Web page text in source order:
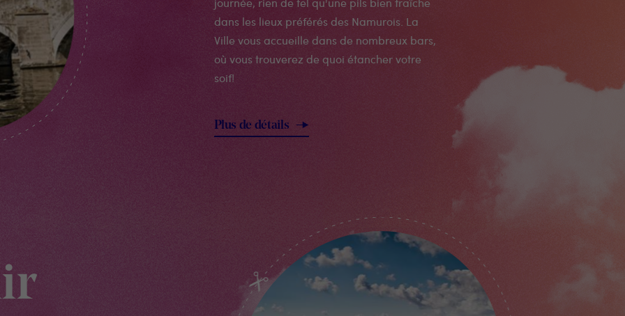
dans les lieux préférés des Namurois. La
Ville vous accueille dans de nombreux bars,
où vous trouverez de quoi étancher votre
soif!
Plus de détails